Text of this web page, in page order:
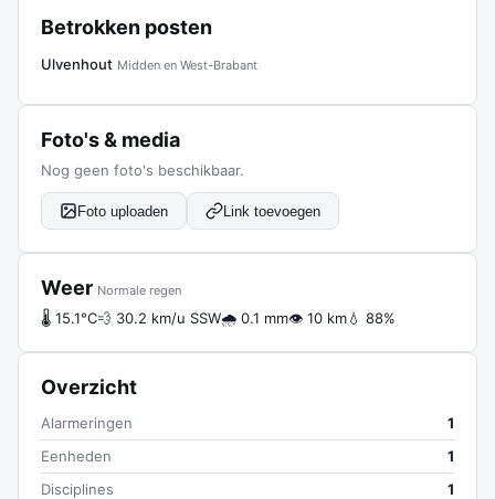
Betrokken posten
Ulvenhout Midden en West-Brabant
Foto's & media
Nog geen foto's beschikbaar.
Foto uploaden Link toevoegen
Weer Normale regen
🌡 15.1°C💨 30.2 km/u SSW🌧 0.1 mm👁 10 km💧 88%
Overzicht
Alarmeringen
1
Eenheden
1
Disciplines
1